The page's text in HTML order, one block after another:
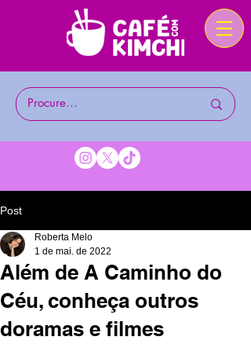
Post
Além de A Caminho do
Céu, conheça outros
doramas e filmes
Roberta Melo
1 de mai. de 2022